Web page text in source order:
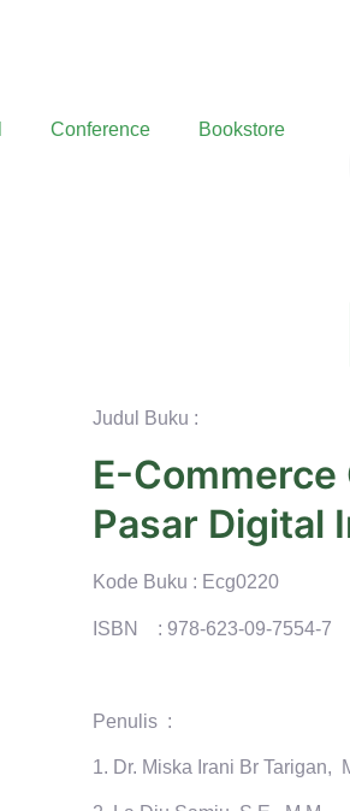
Conference Bookstore
Judul Buku :
E-Commerce
Pasar Digital
Kode Buku : Ecg0220
ISBN : 978-623-09-7554-7
Penulis :
1. Dr. Miska Irani Br Tarigan,